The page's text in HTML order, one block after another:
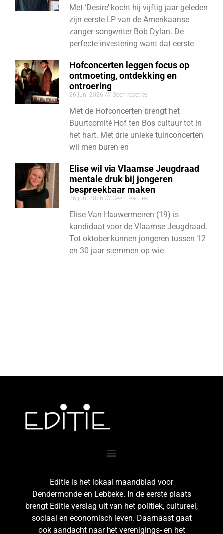
Met ‘Desire’ kocht hij vijftig jaar geleden
zijn eerste LP van de Amerikaanse
zanger-songwriter Bob Dylan. De
perfecte investering want dat eerste
Hofconcerten leggen focus op
ontmoeting, ontdekking en
ontroering
26 juni 2026 Geen reacties
Met de Hofconcerten brengt het
Buurtcomité Hof ten Bos cultuur tot in
het hart. Met drie unieke tuinconcerten
wil men buren en
Elise wil via Vlaamse Jeugdraad
mentale druk bij jongeren
bespreekbaar maken
26 juni 2026 Geen reacties
Elise Van Hauwermeiren (19) is
kandidaat voor de Vlaamse Jeugdraad.
Tot oktober kunnen jongeren tussen 12
en 30 jaar stemmen op wie
Editie is het lokaal maandblad voor
Dendermonde en Lebbeke. In de eerste plaats
brengt Editie verslag uit van het politiek, cultureel,
sociaal en economisch leven. Daarnaast gaat
ook aandacht naar het verenigings- en het